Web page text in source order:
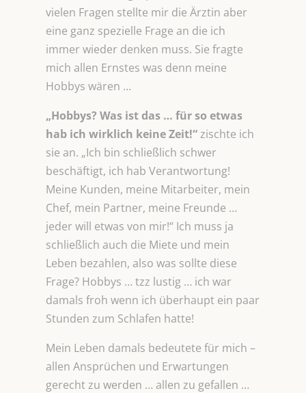
vielen Fragen stellte mir die Ärztin aber
eine ganz spezielle Frage an die ich
immer wieder denken muss. Sie fragte
mich allen Ernstes was denn meine
Hobbys wären …
„Hobbys? Was ist das … für so etwas
hab ich wirklich keine Zeit!“zischte ich
sie an. „Ich bin schließlich schwer
beschäftigt, ich hab Verantwortung!
Meine Kunden, meine Mitarbeiter, mein
Chef, mein Partner, meine Freunde …
jeder will etwas von mir!“ Ich muss ja
schließlich auch die Miete und mein
Leben bezahlen, also was sollte diese
Frage? Hobbys … tzz lustig … ich war
damals froh wenn ich überhaupt ein paar
Stunden zum Schlafen hatte!
Mein Leben damals bedeutete für mich –
allen Ansprüchen und Erwartungen
gerecht zu werden … allen zu gefallen …